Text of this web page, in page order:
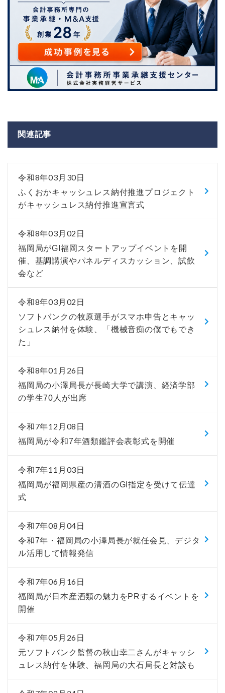
関連記事
令和8年03月30日
ふくおかキャッシュレス納付推進プロジェクト
がキャッシュレス納付推進宣言式
令和8年03月02日
福岡局がGI福岡スタートアップイベントを開
催、基調講演やパネルディスカッション、試飲
会など
令和8年03月02日
ソフトバンクの牧原選手がスマホ申告とキャッ
シュレス納付を体験、「機械音痴の僕でもでき
た」
令和8年01月26日
福岡局の小澤局長が長崎大学で講演、経済学部
の学生70人が出席
令和7年12月08日
福岡局が令和7年酒類鑑評会表彰式を開催
令和7年11月03日
福岡局が福岡県産の清酒のGI指定を受けて伝達
式
令和7年08月04日
令和7年・福岡局の小澤局長が就任会見、デジタ
ル活用して情報発信
令和7年06月16日
福岡局が日本産酒類の魅力をPRするイベントを
開催
令和7年05月26日
元ソフトバンク監督の秋山幸二さんがキャッシ
ュレス納付を体験、福岡局の大石局長と対談も